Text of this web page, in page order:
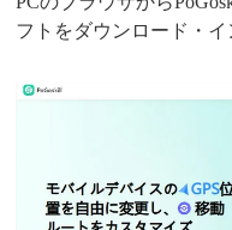
フトをダウンロード・イ